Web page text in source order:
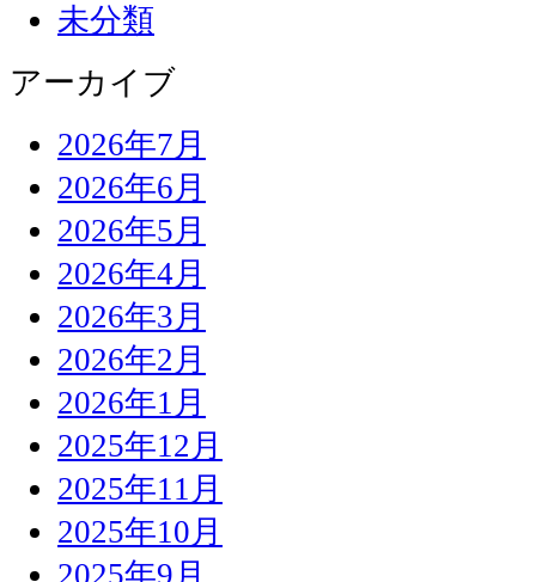
未分類
アーカイブ
2026年7月
2026年6月
2026年5月
2026年4月
2026年3月
2026年2月
2026年1月
2025年12月
2025年11月
2025年10月
2025年9月